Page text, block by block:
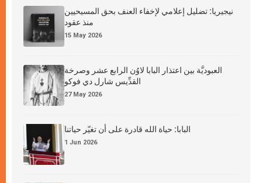
نيجيريا: تضليل إعلامي لإخفاء العنف بحق المسيحيين
منذ عقود
15 May 2026
العبوديَّة بين اعتذار البابا لاوُن الرابع عشر وصرخة
القدِّيس شارل دي فوكو
27 May 2026
البابا: حياة الله قادرة على أن تغيّر حياتنا
1 Jun 2026